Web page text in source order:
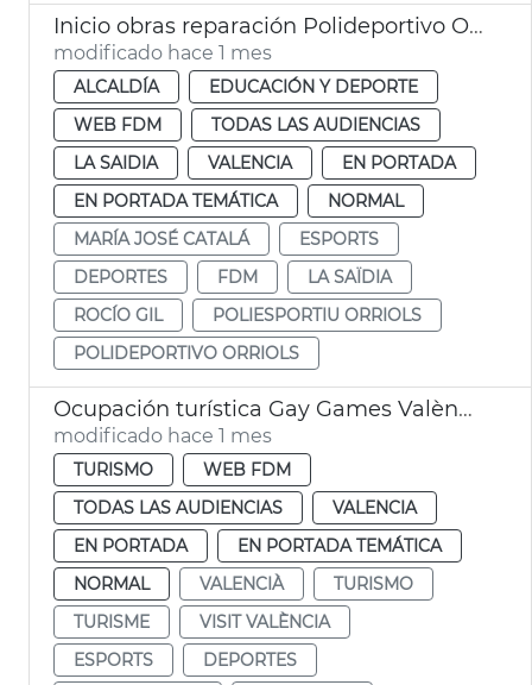
Inicio obras reparación Polideportivo Orriols València
modificado hace 1 mes
ALCALDÍA
EDUCACIÓN Y DEPORTE
WEB FDM
TODAS LAS AUDIENCIAS
LA SAIDIA
VALENCIA
EN PORTADA
EN PORTADA TEMÁTICA
NORMAL
MARÍA JOSÉ CATALÁ
ESPORTS
DEPORTES
FDM
LA SAÏDIA
ROCÍO GIL
POLIESPORTIU ORRIOLS
POLIDEPORTIVO ORRIOLS
Ocupación turística Gay Games València 2026
modificado hace 1 mes
TURISMO
WEB FDM
TODAS LAS AUDIENCIAS
VALENCIA
EN PORTADA
EN PORTADA TEMÁTICA
NORMAL
VALENCIÀ
TURISMO
TURISME
VISIT VALÈNCIA
ESPORTS
DEPORTES